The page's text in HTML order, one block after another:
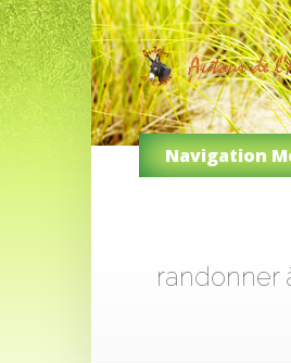
Navigation
randonner